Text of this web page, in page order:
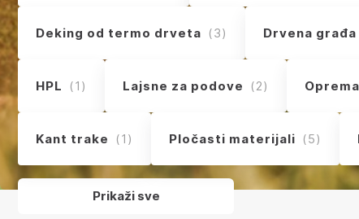
Deking od termo drveta (3) Drvena građa
HPL (1) Lajsne za podove (2)
Kant trake (1) Pločasti materijali (5)
Prikaži sve